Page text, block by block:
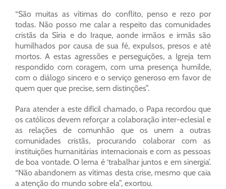
“São muitas as vítimas do conflito, penso e rezo por
todas. Não posso me calar a respeito das comunidades
cristãs da Síria e do Iraque, aonde irmãos e irmãs são
humilhados por causa de sua fé, expulsos, presos e até
mortos. A estas agressões e perseguições, a Igreja tem
respondido com coragem, com uma presença humilde,
com o diálogo sincero e o serviço generoso em favor de
quem quer que precise, sem distinções”.
Para atender a este difícil chamado, o Papa recordou que
os católicos devem reforçar a colaboração inter-eclesial e
as relações de comunhão que os unem a outras
comunidades cristãs, procurando colaborar com as
instituições humanitárias internacionais e com as pessoas
de boa vontade. O lema é ‘trabalhar juntos e em sinergia’.
“Não abandonem as vítimas desta crise, mesmo que caia
a atenção do mundo sobre ela”, exortou.